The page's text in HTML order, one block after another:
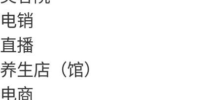
电销
直播
养生店（馆）
电商